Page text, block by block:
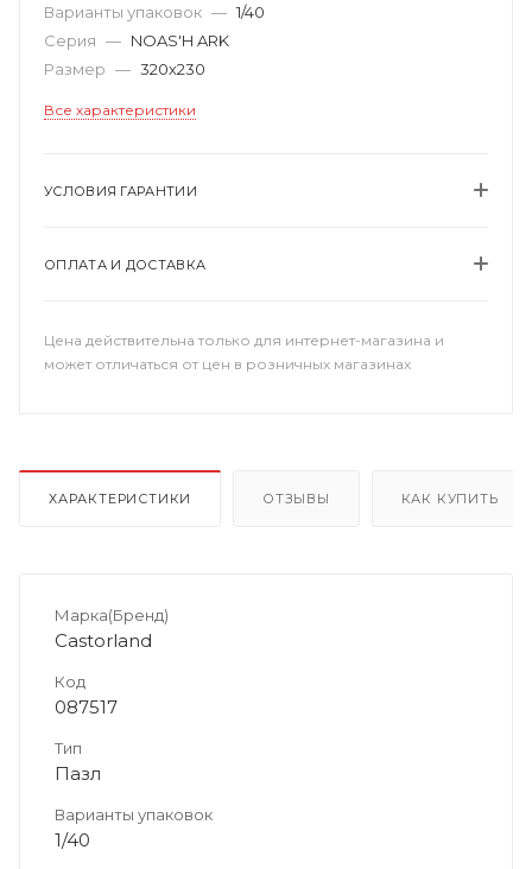
Варианты упаковок — 1/40
Серия — NOAS'H ARK
Размер — 320х230
Все характеристики
УСЛОВИЯ ГАРАНТИИ
ОПЛАТА И ДОСТАВКА
Цена действительна только для интернет-магазина и
может отличаться от цен в розничных магазинах
ХАРАКТЕРИСТИКИ ОТЗЫВЫ КАК КУПИТЬ
Марка(Бренд)
Castorland
Код
087517
Тип
Пазл
Варианты упаковок
1/40